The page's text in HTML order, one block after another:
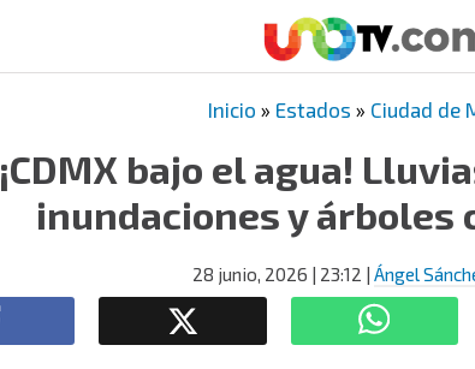
Inicio » Estados » Ciudad de
¡CDMX bajo el agua!
inundaciones y árboles
28 junio, 2026 | 23:12 | Ángel